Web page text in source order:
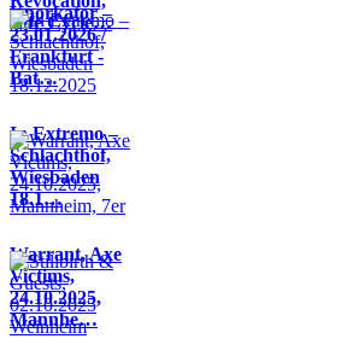
Life Cycle…
Knorkator –
23.01.2026 /
Frankfurt -
Bat…
In Extremo –
Schlachthof,
Wiesbaden
18.1…
Warrant, Axe
Victims,
24.10.2025,
Mannhe…